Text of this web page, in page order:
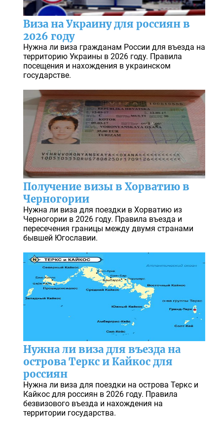
Виза на Украину для россиян в
2026 году
Нужна ли виза гражданам России для въезда на
территорию Украины в 2026 году. Правила
посещения и нахождения в украинском
государстве.
Получение визы в Хорватию в
Черногории
Нужна ли виза для поездки в Хорватию из
Черногории в 2026 году. Правила въезда и
пересечения границы между двумя странами
бывшей Югославии.
Нужна ли виза для въезда на
острова Теркс и Кайкос для
россиян
Нужна ли виза для поездки на острова Теркс и
Кайкос для россиян в 2026 году. Правила
безвизового въезда и нахождения на
территории государства.